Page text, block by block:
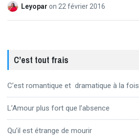
Leyopar on 22 février 2016
C’est tout frais
C’est romantique et dramatique à la fois
L’Amour plus fort que l’absence
Qu’il est étrange de mourir